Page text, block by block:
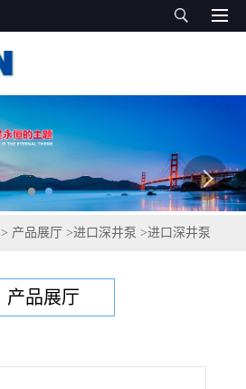
> 产品展厅 >进口深井泵 >进口深井泵
产品展厅